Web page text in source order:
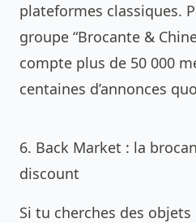
plateformes classiques.
groupe “Brocante &
compte plus de 50 000
centaines d’annonces
6. Back Market : la
discount
Si tu cherches des objets